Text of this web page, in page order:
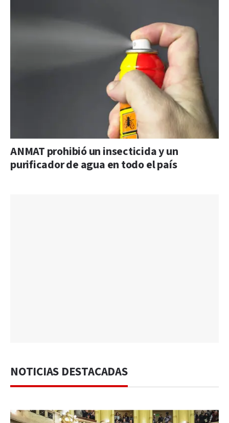
ANMAT prohibió un insecticida y un
purificador de agua en todo el país
NOTICIAS DESTACADAS